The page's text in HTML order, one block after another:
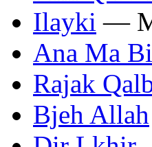
Ilayki —
Ana Ma
Rajak
Bjeh Allah